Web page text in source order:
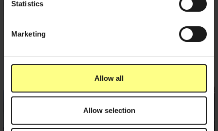
Statistics
Marketing
Allow all
Allow selection